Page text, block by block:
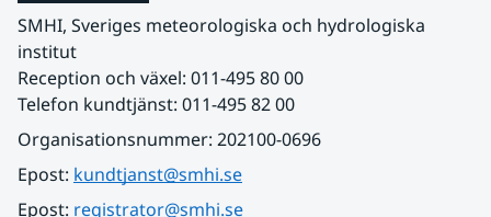
SMHI, Sveriges meteorologiska och hydrologiska
institut
Reception och växel: 011-495 80 00
Telefon kundtjänst: 011-495 82 00
Organisationsnummer: 202100-0696
Epost: kundtjanst@smhi.se
Epost: registrator@smhi.se